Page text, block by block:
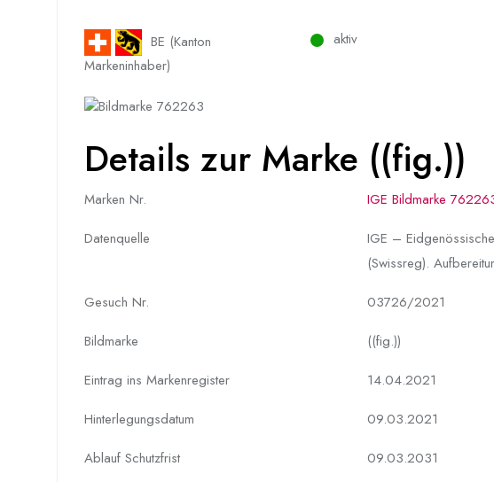
BE (Kanton
Markeninhaber)
aktiv
Details zur Marke ((fig.))
Marken Nr.
IGE Bildmarke
Datenquelle
IGE –
(Swissreg).
Gesuch Nr.
03726/2021
Bildmarke
((fig.))
Eintrag ins Markenregister
14.04.2021
Hinterlegungs­datum
09.03.2021
Ablauf Schutzfrist
09.03.2031